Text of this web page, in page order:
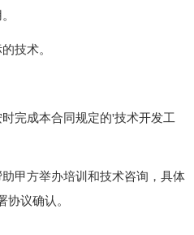
技术。
成本合同规定的'技术开发工
方举办培训和技术咨询，具体
协议确认。